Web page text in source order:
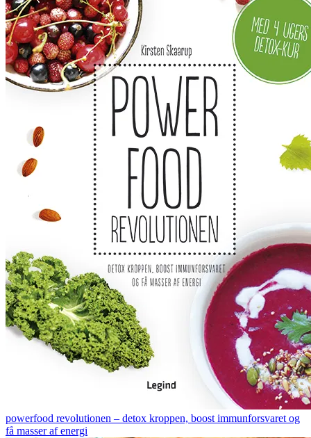
powerfood revolutionen – detox kroppen, boost immunforsvaret og
få masser af energi